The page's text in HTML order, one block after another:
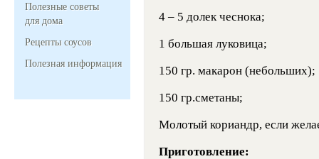
Полезные советы
для дома
Рецепты соусов
Полезная информация
4 – 5 долек чеснока;
1 большая луковица;
150 гр. макарон (небольших);
150 гр.сметаны;
Молотый кориандр, если
Приготовление: